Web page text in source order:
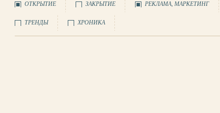
ОТКРЫТИЕ ЗАКРЫТИЕ РЕКЛАМА, МАРКЕТИНГ
ТРЕНДЫ ХРОНИКА